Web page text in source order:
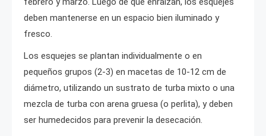
deben mantenerse en un espacio bien iluminado y
fresco.
Los esquejes se plantan individualmente o en
pequeños grupos (2-3) en macetas de 10-12 cm de
diámetro, utilizando un sustrato de turba mixto o una
mezcla de turba con arena gruesa (o perlita), y deben
ser humedecidos para prevenir la desecación.